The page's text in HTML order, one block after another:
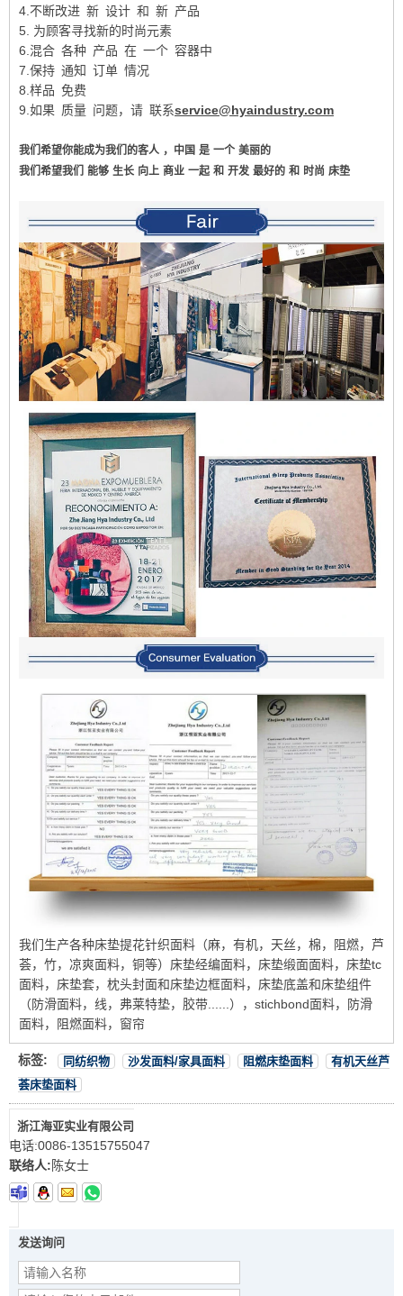
4.不断改进 新 设计 和 新 产品
5. 为顾客寻找新的时尚元素
6.混合 各种 产品 在 一个 容器中
7.保持 通知 订单 情况
8.样品 免费
9.如果 质量 问题，请 联系service@hyaindustry.com
我们希望你能成为我们的客人 ，中国 是 一个 美丽的
我们希望我们 能够 生长 向上 商业 一起 和 开发 最好的 和 时尚 床垫
我们生产各种床垫提花针织面料（麻，有机，天丝，棉，阻燃，芦
荟，竹，凉爽面料，铜等）床垫经编面料，床垫缎面面料，床垫tc
面料，床垫套，枕头封面和床垫边框面料，床垫底盖和床垫组件
（防滑面料，线，弗莱特垫，胶带......），stichbond面料，防滑
面料，阻燃面料，窗帘
标签: 同纺织物 沙发面料/家具面料 阻燃床垫面料
有机天丝芦
荟床垫面料
浙江海亚实业有限公司
电话:0086-13515755047
联络人:陈女士
发送询问